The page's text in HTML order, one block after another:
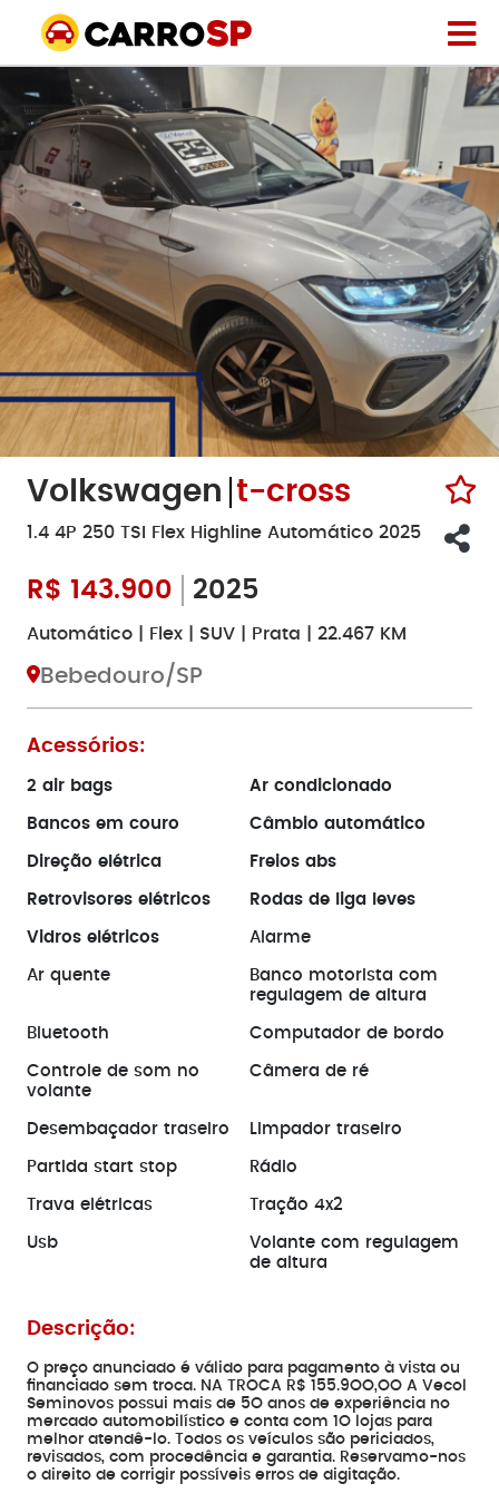
Volkswagen t-cross
1.4 4P 250 TSI Flex Highline Automático 2025
R$ 143.900 2025
Automático | Flex | SUV | Prata | 22.467 KM
Bebedouro/SP
Acessórios:
2 air bags Ar condicionado
Bancos em couro Câmbio automático
Direção elétrica Freios abs
Retrovisores elétricos Rodas de liga leves
Vidros elétricos Alarme
Ar quente
Banco motorista com
regulagem de altura
Bluetooth Computador de bordo
Controle de som no
volante
Câmera de ré
Desembaçador traseiro Limpador traseiro
Partida start stop Rádio
Trava elétricas Tração 4x2
Usb
Volante com regulagem
de altura
Descrição:
O preço anunciado é válido para pagamento à vista ou
financiado sem troca. NA TROCA R$ 155.9OO,OO A Vecol
Seminovos possui mais de 5O anos de experiência no
mercado automobilístico e conta com 1O lojas para
melhor atendê-lo. Todos os veículos são periciados,
revisados, com procedência e garantia. Reservamo-nos
o direito de corrigir possíveis erros de digitação.